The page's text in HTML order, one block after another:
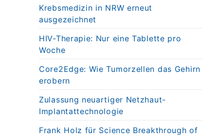
Krebsmedizin in NRW erneut
ausgezeichnet
HIV-Therapie: Nur eine Tablette pro
Woche
Core2Edge: Wie Tumorzellen das Gehirn
erobern
Zulassung neuartiger Netzhaut-
Implantattechnologie
Frank Holz für Science Breakthrough of